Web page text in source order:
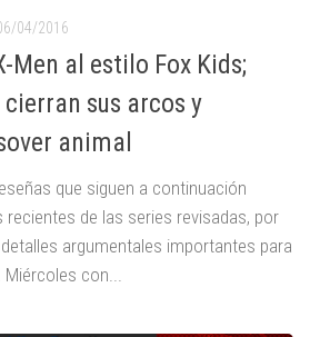
04/2016
Men al estilo Fox Kids;
sus arcos y
animal
que siguen a continuación
de las series revisadas, por
argumentales importantes para
con...